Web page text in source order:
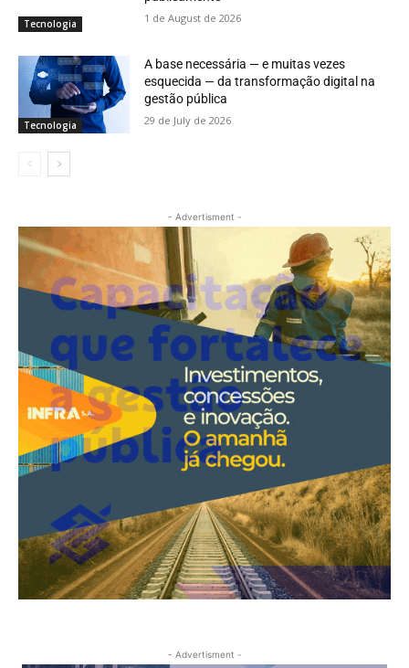
Tecnologia 1 de August de 2026
Tecnologia
A base necessária — e muitas vezes
esquecida — da transformação digital na
gestão pública
29 de July de 2026
- Advertisment -
- Advertisment -